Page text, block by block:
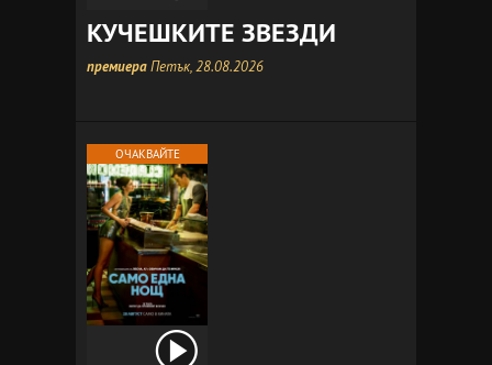
КУЧЕШКИТЕ ЗВЕЗДИ
премиераПетък, 28.08.2026
ОЧАКВАЙТЕ